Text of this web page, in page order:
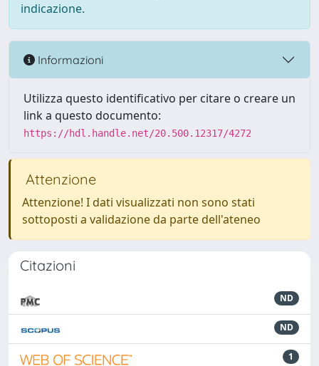
indicazione.
Informazioni
Utilizza questo identificativo per citare o creare un
link a questo documento:
https://hdl.handle.net/20.500.12317/4272
Attenzione
Attenzione! I dati visualizzati non sono stati
sottoposti a validazione da parte dell'ateneo
Citazioni
ND
ND
1